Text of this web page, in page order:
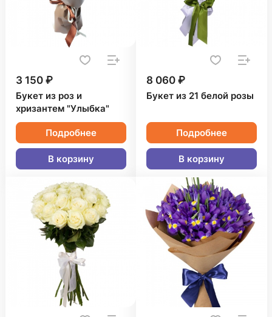
3 150 ₽
Букет из роз и
хризантем "Улыбка"
Подробнее
В корзину
8 060 ₽
Букет из 21 белой розы
Подробнее
В корзину